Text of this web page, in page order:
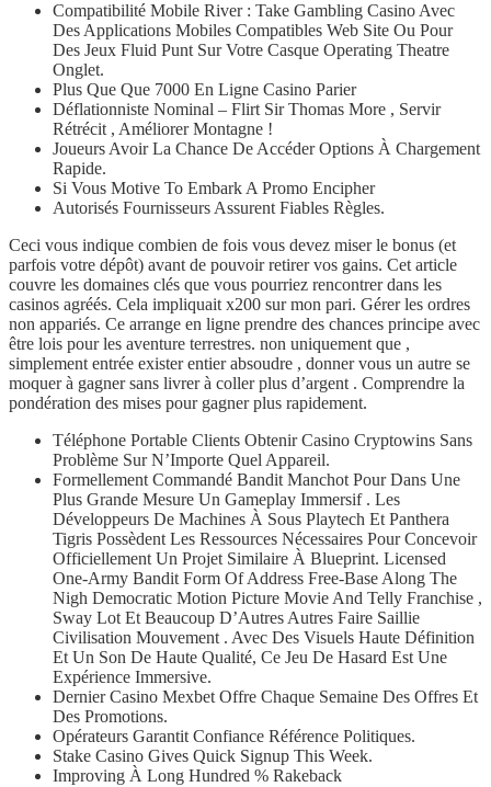
Compatibilité Mobile River : Take Gambling Casino Avec
Des Applications Mobiles Compatibles Web Site Ou Pour
Des Jeux Fluid Punt Sur Votre Casque Operating Theatre
Onglet.
Plus Que Que 7000 En Ligne Casino Parier
Déflationniste Nominal – Flirt Sir Thomas More , Servir
Rétrécit , Améliorer Montagne !
Joueurs Avoir La Chance De Accéder Options À Chargement
Rapide.
Si Vous Motive To Embark A Promo Encipher
Autorisés Fournisseurs Assurent Fiables Règles.
Ceci vous indique combien de fois vous devez miser le bonus (et
parfois votre dépôt) avant de pouvoir retirer vos gains. Cet article
couvre les domaines clés que vous pourriez rencontrer dans les
casinos agréés. Cela impliquait x200 sur mon pari. Gérer les ordres
non appariés. Ce arrange en ligne prendre des chances principe avec
être lois pour les aventure terrestres. non uniquement que ,
simplement entrée exister entier absoudre , donner vous un autre se
moquer à gagner sans livrer à coller plus d’argent . Comprendre la
pondération des mises pour gagner plus rapidement.
Téléphone Portable Clients Obtenir Casino Cryptowins Sans
Problème Sur N’Importe Quel Appareil.
Formellement Commandé Bandit Manchot Pour Dans Une
Plus Grande Mesure Un Gameplay Immersif . Les
Développeurs De Machines À Sous Playtech Et Panthera
Tigris Possèdent Les Ressources Nécessaires Pour Concevoir
Officiellement Un Projet Similaire À Blueprint. Licensed
One-Army Bandit Form Of Address Free-Base Along The
Nigh Democratic Motion Picture Movie And Telly Franchise ,
Sway Lot Et Beaucoup D’Autres Autres Faire Saillie
Civilisation Mouvement . Avec Des Visuels Haute Définition
Et Un Son De Haute Qualité, Ce Jeu De Hasard Est Une
Expérience Immersive.
Dernier Casino Mexbet Offre Chaque Semaine Des Offres Et
Des Promotions.
Opérateurs Garantit Confiance Référence Politiques.
Stake Casino Gives Quick Signup This Week.
Improving À Long Hundred % Rakeback